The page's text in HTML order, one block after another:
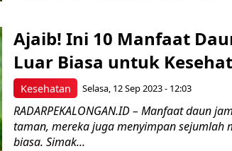
Kesehatan
Ajaib! Ini 10 Manfaat
Luar Biasa untuk
Selasa, 12 Sep 2023 - 12:03
RADARPEKALONGAN.ID – Manfaat daun
taman, mereka juga menyimpan sejumlah
biasa. Simak...